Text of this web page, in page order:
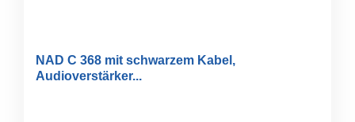
NAD C 368 mit schwarzem Kabel,
Audioverstärker...